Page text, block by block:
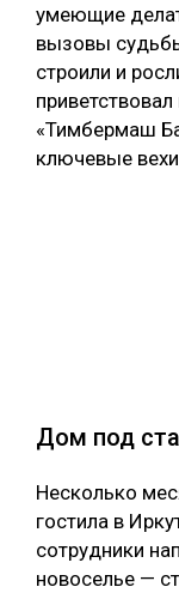
умеющие
вызовы
строили и
«Тимбермаш
ключевые
Дом под
Несколько
гостила в
сотрудники
новоселье —